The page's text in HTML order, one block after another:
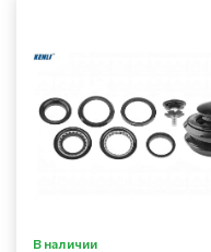
В наличии